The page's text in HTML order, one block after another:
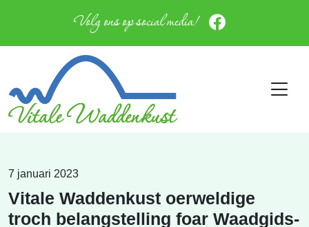
Volg ons op social media!
7 januari 2023
Vitale Waddenkust oerweldige
troch belangstelling foar Waadgids-